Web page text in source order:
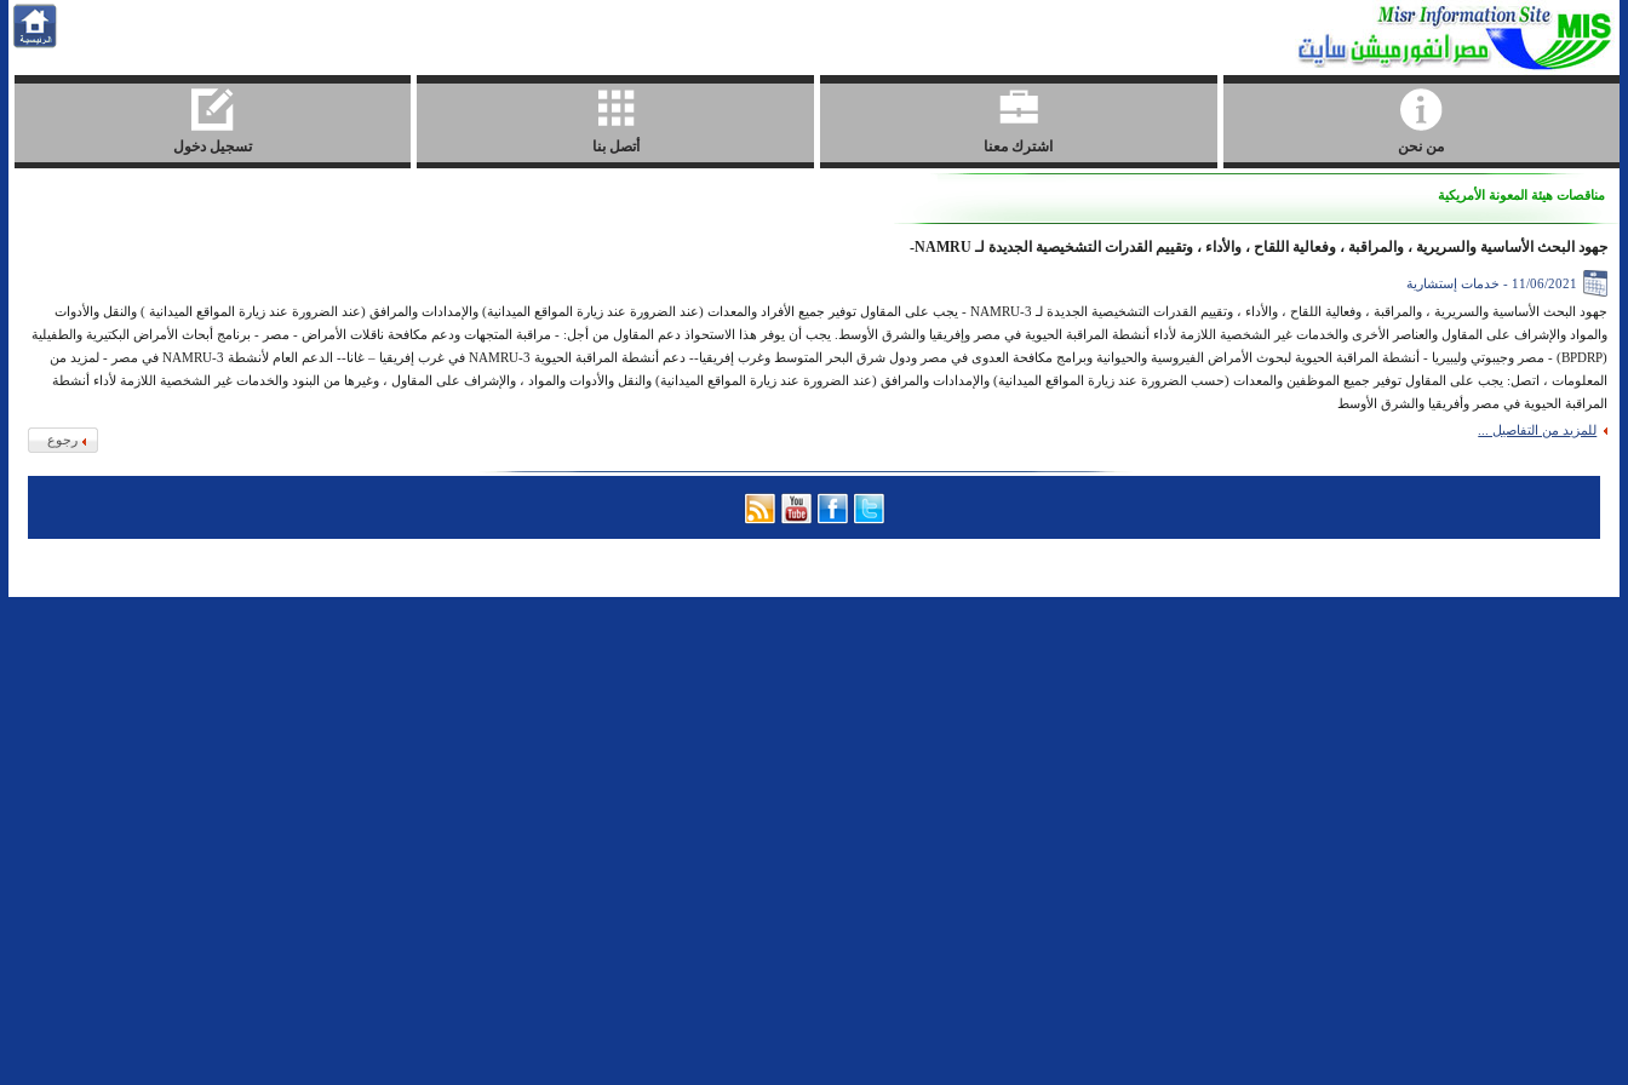
من نحن اشترك معنا أتصل بنا تسجيل دخول
مناقصات هيئة المعونة الأمريكية
جهود البحث الأساسية والسريرية ، والمراقبة ، وفعالية اللقاح ، والأداء ، وتقييم القدرات التشخيصية الجديدة لـ NAMRU-
11/06/2021 - خدمات إستشارية
جهود البحث الأساسية والسريرية ، والمراقبة ، وفعالية اللقاح ، والأداء ، وتقييم القدرات التشخيصية الجديدة لـ NAMRU-3 - يجب على المقاول توفير جميع الأفراد والمعدات (عند الضرورة عند زيارة المواقع الميدانية) والإمدادات والمرافق (عند الضرورة عند زيارة المواقع الميدانية ) والنقل والأدوات
والمواد والإشراف على المقاول والعناصر الأخرى والخدمات غير الشخصية اللازمة لأداء أنشطة المراقبة الحيوية في مصر وإفريقيا والشرق الأوسط. يجب أن يوفر هذا الاستحواذ دعم المقاول من أجل: - مراقبة المتجهات ودعم مكافحة ناقلات الأمراض - مصر - برنامج أبحاث الأمراض البكتيرية والطفيلية
(BPDRP) - مصر وجيبوتي وليبيريا - أنشطة المراقبة الحيوية لبحوث الأمراض الفيروسية والحيوانية وبرامج مكافحة العدوى في مصر ودول شرق البحر المتوسط وغرب إفريقيا-- دعم أنشطة المراقبة الحيوية NAMRU-3 في غرب إفريقيا – غانا-- الدعم العام لأنشطة NAMRU-3 في مصر - لمزيد من
المعلومات ، اتصل: يجب على المقاول توفير جميع الموظفين والمعدات (حسب الضرورة عند زيارة المواقع الميدانية) والإمدادات والمرافق (عند الضرورة عند زيارة المواقع الميدانية) والنقل والأدوات والمواد ، والإشراف على المقاول ، وغيرها من البنود والخدمات غير الشخصية اللازمة لأداء أنشطة
المراقبة الحيوية في مصر وأفريقيا والشرق الأوسط
للمزيد من التفاصيل ...
رجوع